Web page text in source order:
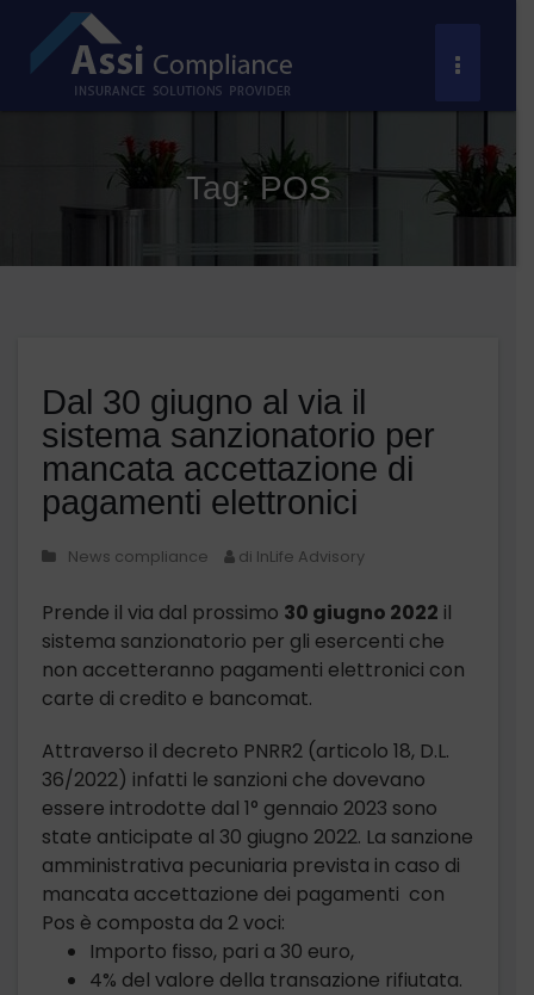
contenuto
Toggle
Tag: POS
Dal 30 giugno al via il
sistema sanzionatorio per
mancata accettazione di
pagamenti elettronici
News compliance di InLife Advisory
Prende il via dal prossimo 30 giugno 2022 il
sistema sanzionatorio per gli esercenti che
non accetteranno pagamenti elettronici con
carte di credito e bancomat.
Attraverso il decreto PNRR2 (articolo 18, D.L.
36/2022) infatti le sanzioni che dovevano
essere introdotte dal 1° gennaio 2023 sono
state anticipate al 30 giugno 2022. La sanzione
amministrativa pecuniaria prevista in caso di
mancata accettazione dei pagamenti con
Pos è composta da 2 voci:
Importo fisso, pari a 30 euro,
4% del valore della transazione rifiutata.